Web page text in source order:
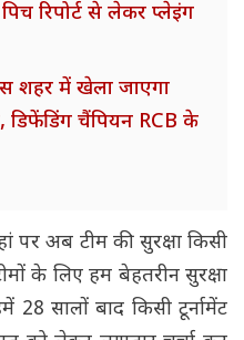
रिपोर्ट से लेकर प्लेइंग
शहर में खेला जाएगा
डिफेंडिंग चैंपियन RCB के
पर अब टीम की सुरक्षा किसी
के लिए हम बेहतरीन सुरक्षा
सालों बाद किसी टूर्नामेंट